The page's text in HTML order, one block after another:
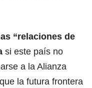
“relaciones de
si este país no
a la Alianza
la futura frontera